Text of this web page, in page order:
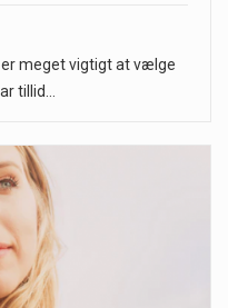
meget vigtigt at vælge
tillid…